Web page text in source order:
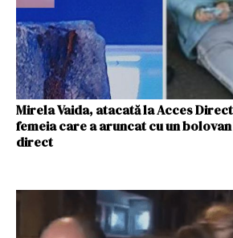
Mirela Vaida, atacată la Acces
femeia care a aruncat cu un
direct